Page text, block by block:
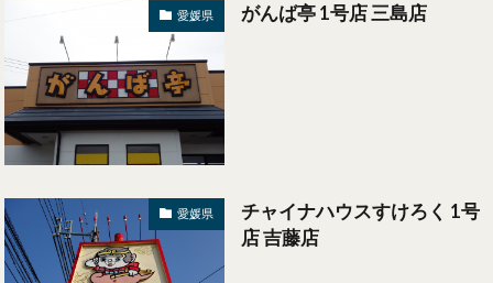
愛媛県 がんば亭 1号店 三島店
愛媛県
チャイナハウスすけろく 1号
店 吉藤店